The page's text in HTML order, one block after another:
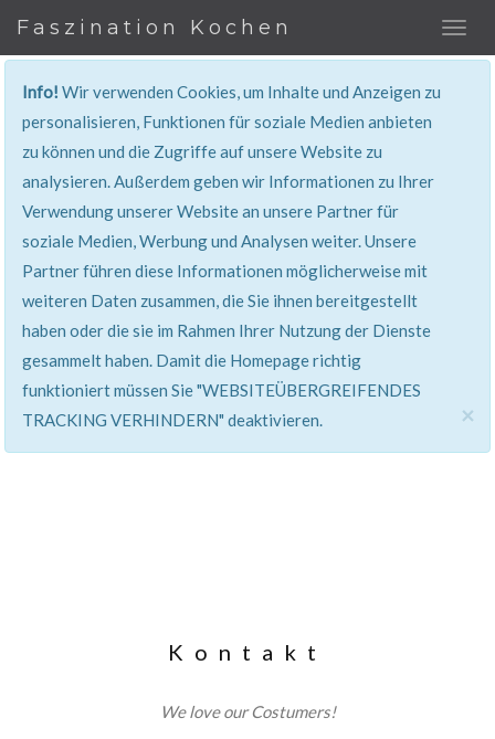
Faszination Kochen
Info!Wir verwenden Cookies, um Inhalte und Anzeigen zu
personalisieren, Funktionen für soziale Medien anbieten
zu können und die Zugriffe auf unsere Website zu
analysieren. Außerdem geben wir Informationen zu Ihrer
Verwendung unserer Website an unsere Partner für
soziale Medien, Werbung und Analysen weiter. Unsere
Partner führen diese Informationen möglicherweise mit
weiteren Daten zusammen, die Sie ihnen bereitgestellt
haben oder die sie im Rahmen Ihrer Nutzung der Dienste
gesammelt haben. Damit die Homepage richtig
funktioniert müssen Sie "WEBSITEÜBERGREIFENDES
TRACKING VERHINDERN" deaktivieren.
×
401, Nicht Erlaubt
Sie haben keinen Zugang zu diesem Bereich. Sie
werden automatisch weitergeleitet.
Kontakt
We love our Costumers!